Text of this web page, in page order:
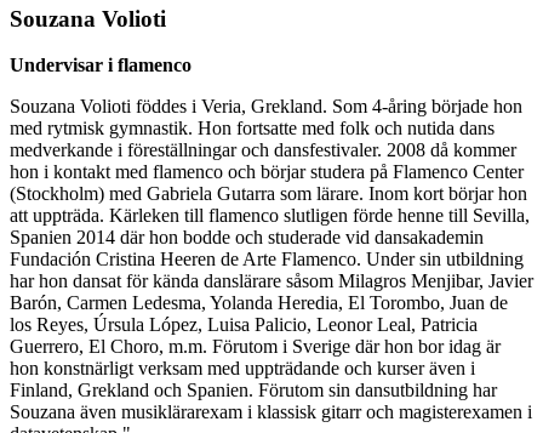
Souzana Volioti
Undervisar i flamenco
Souzana Volioti föddes i Veria, Grekland. Som 4-åring började hon
med rytmisk gymnastik. Hon fortsatte med folk och nutida dans
medverkande i föreställningar och dansfestivaler. 2008 då kommer
hon i kontakt med flamenco och börjar studera på Flamenco Center
(Stockholm) med Gabriela Gutarra som lärare. Inom kort börjar hon
att uppträda. Kärleken till flamenco slutligen förde henne till Sevilla,
Spanien 2014 där hon bodde och studerade vid dansakademin
Fundación Cristina Heeren de Arte Flamenco. Under sin utbildning
har hon dansat för kända danslärare såsom Milagros Menjibar, Javier
Barón, Carmen Ledesma, Yolanda Heredia, El Torombo, Juan de
los Reyes, Úrsula López, Luisa Palicio, Leonor Leal, Patricia
Guerrero, El Choro, m.m. Förutom i Sverige där hon bor idag är
hon konstnärligt verksam med uppträdande och kurser även i
Finland, Grekland och Spanien. Förutom sin dansutbildning har
Souzana även musiklärarexam i klassisk gitarr och magisterexamen i